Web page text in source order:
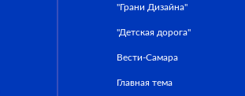
"Грани Дизайна"
"Детская дорога"
Вести-Самара
Главная тема